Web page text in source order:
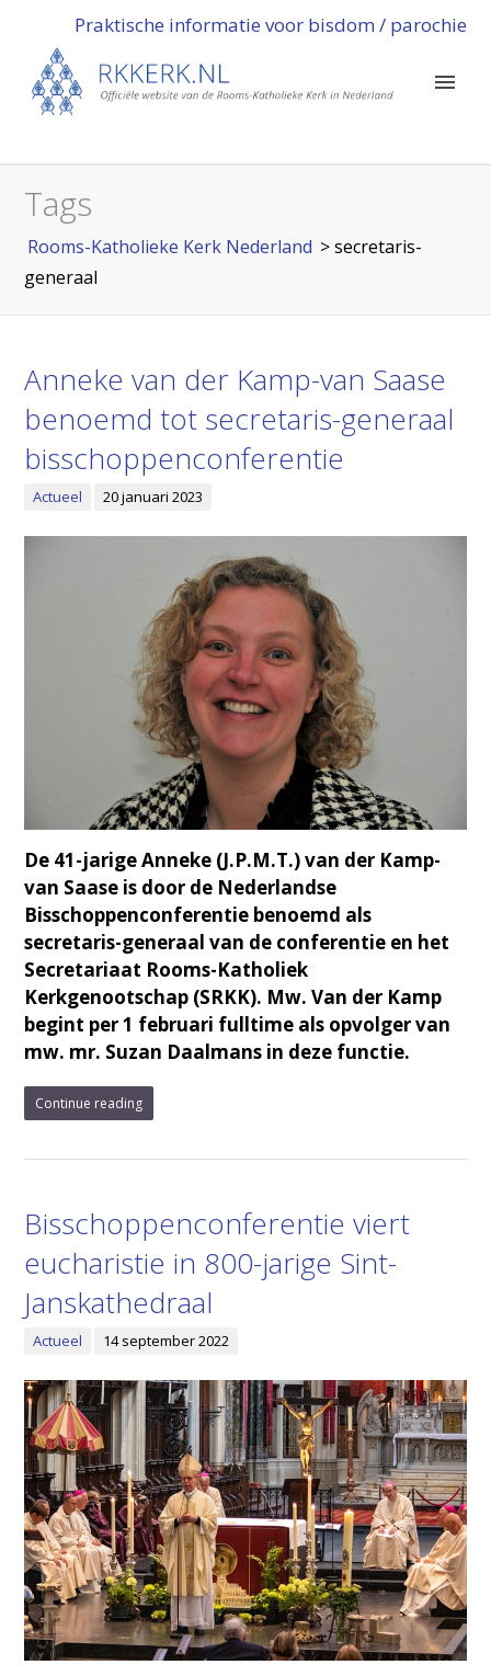
Praktische informatie voor bisdom / parochie
Tags
Rooms-Katholieke Kerk Nederland >secretaris-
generaal
Anneke van der Kamp-van Saase
benoemd tot secretaris-generaal
bisschoppenconferentie
Actueel 20 januari 2023
De 41-jarige Anneke (J.P.M.T.) van der Kamp-
van Saase is door de Nederlandse
Bisschoppenconferentie benoemd als
secretaris-generaal van de conferentie en het
Secretariaat Rooms-Katholiek
Kerkgenootschap (SRKK). Mw. Van der Kamp
begint per 1 februari fulltime als opvolger van
mw. mr. Suzan Daalmans in deze functie.
Continue reading
Bisschoppenconferentie viert
eucharistie in 800-jarige Sint-
Janskathedraal
Actueel 14 september 2022